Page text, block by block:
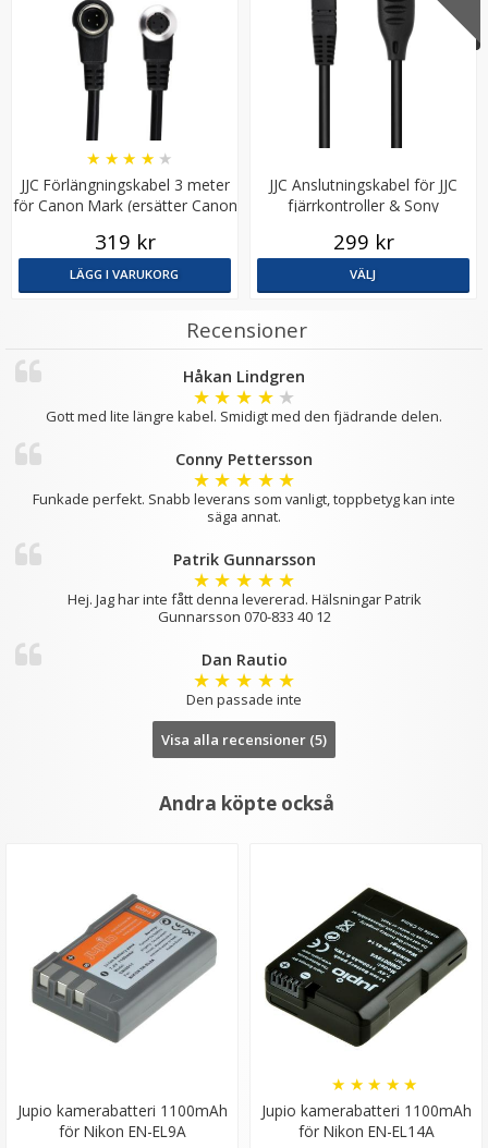
JJC Motljusskydd motsvarar Canon EW-83E
★★★★★
LÄGG I VARUKORG
JJC Förlängningskabel 3 meter
för Canon Mark (ersätter Canon
★ ★ ★ ★ ★
319 kr
LÄGG I VARUKORG
JJC Anslutningskabel för JJC
fjärrkontroller & Sony
299 kr
VÄLJ
Recensioner
Håkan Lindgren
★ ★ ★ ★ ★
Gott med lite längre kabel. Smidigt med den fjädrande delen.
Conny Pettersson
★ ★ ★ ★ ★
Funkade perfekt. Snabb leverans som vanligt, toppbetyg kan inte
säga annat.
Patrik Gunnarsson
★ ★ ★ ★ ★
Hej. Jag har inte fått denna levererad. Hälsningar Patrik
Gunnarsson 070-833 40 12
Dan Rautio
★ ★ ★ ★ ★
Den passade inte
Visa alla recensioner (5)
Andra köpte också
Jupio kamerabatteri 1100mAh
för Nikon EN-EL9A
Jupio kamerabatteri 1100mAh
för Nikon EN-EL14A
★ ★ ★ ★ ★